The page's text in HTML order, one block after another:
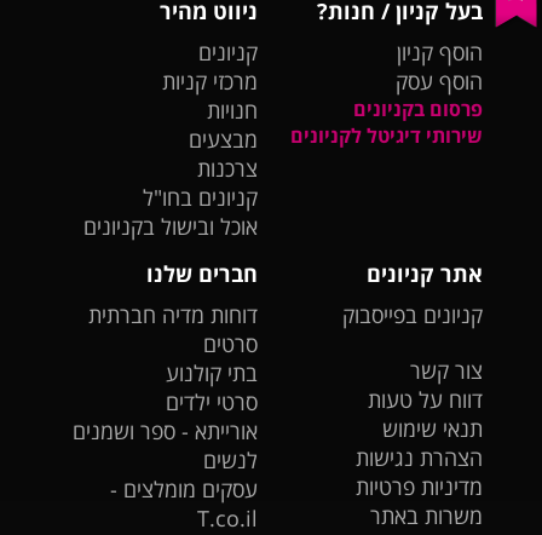
בעל קניון / חנות?
הוסף קניון
הוסף עסק
פרסום בקניונים
שירותי דיגיטל לקניונים
ניווט מהיר
קניונים
מרכזי קניות
חנויות
מבצעים
צרכנות
קניונים בחו"ל
אוכל ובישול בקניונים
אתר קניונים
קניונים בפייסבוק
צור קשר
דווח על טעות
תנאי שימוש
הצהרת נגישות
מדיניות פרטיות
משרות באתר
חברים שלנו
דוחות מדיה חברתית
סרטים
בתי קולנוע
סרטי ילדים
אורייתא - ספר ושמנים
לנשים
עסקים מומלצים -
T.co.il